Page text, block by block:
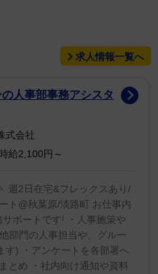
トマン」「アルマゲドン」
ズ 種の起源」では女優のナ
キスシーンでMTV映画賞
求人情報一覧へ
人事部事務アシスタ
式会社
給2,100円～
週2日在宅&フレックスあり/
ト@秋葉原/淡路町 お仕事内
ポートです! ・人事施策や
部門の人事担当や、グルー
す) ・アンケートを各部署へ
とめ ・社内向け通知や資料